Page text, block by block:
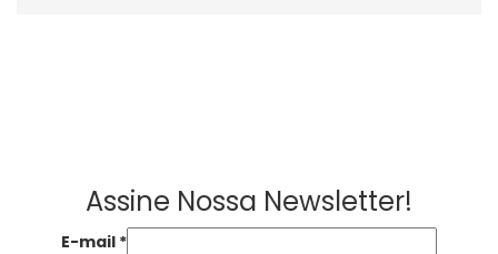
Assine Nossa Newsletter!
E-mail *